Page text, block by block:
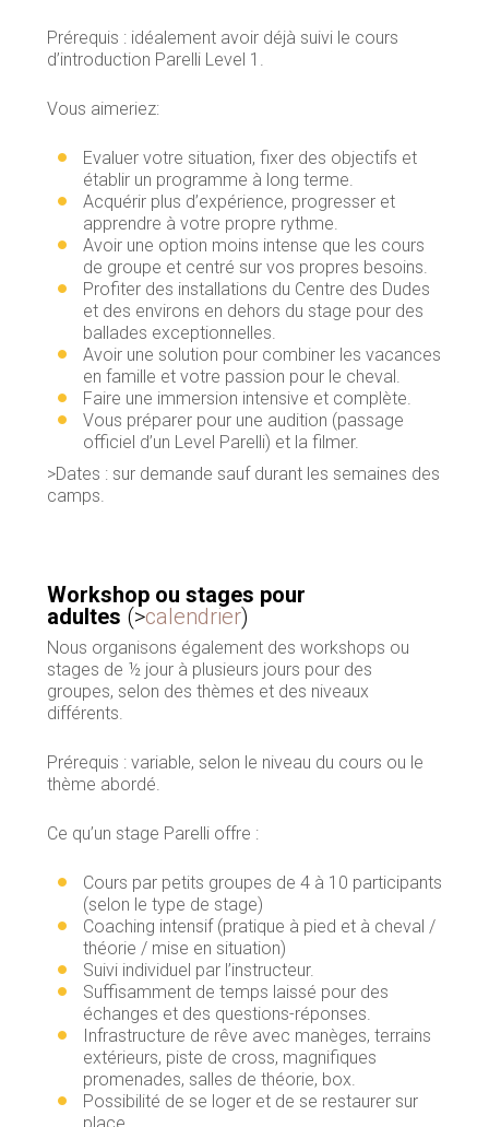
Prérequis : idéalement avoir déjà suivi le cours
d’introduction Parelli Level 1.
Vous aimeriez:
Evaluer votre situation, fixer des objectifs et
établir un programme à long terme.
Acquérir plus d’expérience, progresser et
apprendre à votre propre rythme.
Avoir une option moins intense que les cours
de groupe et centré sur vos propres besoins.
Profiter des installations du Centre des Dudes
et des environs en dehors du stage pour des
ballades exceptionnelles.
Avoir une solution pour combiner les vacances
en famille et votre passion pour le cheval.
Faire une immersion intensive et complète.
Vous préparer pour une audition (passage
officiel d’un Level Parelli) et la filmer.
>Dates : sur demande sauf durant les semaines des
camps.
Workshop ou stages pour
adultes (>calendrier)
Nous organisons également des workshops ou
stages de ½ jour à plusieurs jours pour des
groupes, selon des thèmes et des niveaux
différents.
Prérequis : variable, selon le niveau du cours ou le
thème abordé.
Ce qu’un stage Parelli offre :
Cours par petits groupes de 4 à 10 participants
(selon le type de stage)
Coaching intensif (pratique à pied et à cheval /
théorie / mise en situation)
Suivi individuel par l’instructeur.
Suffisamment de temps laissé pour des
échanges et des questions-réponses.
Infrastructure de rêve avec manèges, terrains
extérieurs, piste de cross, magnifiques
promenades, salles de théorie, box.
Possibilité de se loger et de se restaurer sur